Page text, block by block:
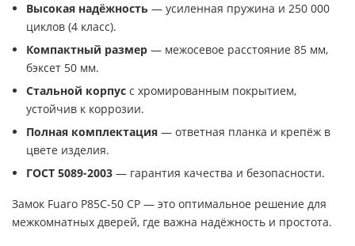
Высокая надёжность — усиленная пружина и 250 000
циклов (4 класс).
Компактный размер — межосевое расстояние 85 мм,
бэксет 50 мм.
Стальной корпус с хромированным покрытием,
устойчив к коррозии.
Полная комплектация — ответная планка и крепёж в
цвете изделия.
ГОСТ 5089-2003 — гарантия качества и безопасности.
Замок Fuaro P85C-50 CP — это оптимальное решение для
межкомнатных дверей, где важна надёжность и простота.